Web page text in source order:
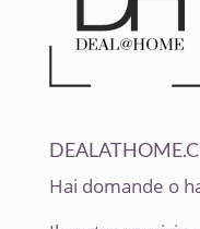
Hai domande o